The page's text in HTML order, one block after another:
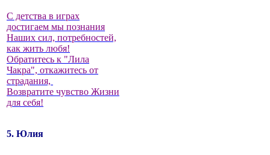
С детства в играх
достигаем мы познания
Наших сил, потребностей,
как жить любя!
Обратитесь к "Лила
Чакра", откажитесь от
страдания,
Возвратите чувство Жизни
для себя!
5. Юлия